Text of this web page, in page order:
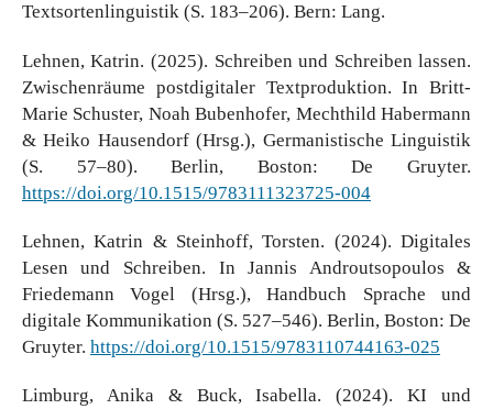
Textsortenlinguistik (S. 183–206). Bern: Lang.
Lehnen, Katrin. (2025). Schreiben und Schreiben lassen.
Zwischenräume postdigitaler Textproduktion. In Britt-
Marie Schuster, Noah Bubenhofer, Mechthild Habermann
& Heiko Hausendorf (Hrsg.), Germanistische Linguistik
(S. 57–80). Berlin, Boston: De Gruyter.
https://doi.org/10.1515/9783111323725-004
Lehnen, Katrin & Steinhoff, Torsten. (2024). Digitales
Lesen und Schreiben. In Jannis Androutsopoulos &
Friedemann Vogel (Hrsg.), Handbuch Sprache und
digitale Kommunikation (S. 527–546). Berlin, Boston: De
Gruyter. https://doi.org/10.1515/9783110744163-025
Limburg, Anika & Buck, Isabella. (2024). KI und